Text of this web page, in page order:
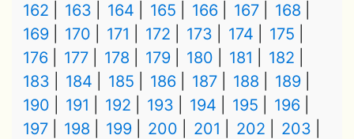
162
163 164 165 166 167
168
169
170 171 172 173 174
175
176
177 178 179 180 181
182
183
184 185 186 187 188
189
190
191 192 193 194 195
196
197
198 199 200 201 202
203